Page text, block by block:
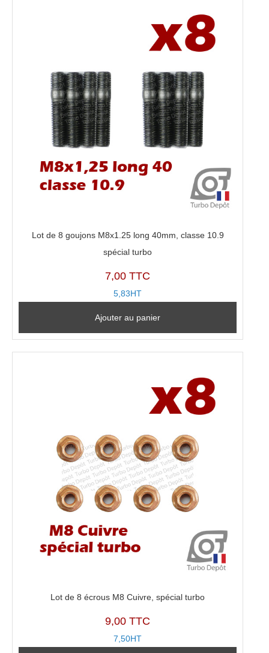
Lot de 8 goujons M8x1.25 long 40mm, classe 10.9
spécial turbo
7,00 TTC
5,83HT
Ajouter au panier
Lot de 8 écrous M8 Cuivre, spécial turbo
9,00 TTC
7,50HT